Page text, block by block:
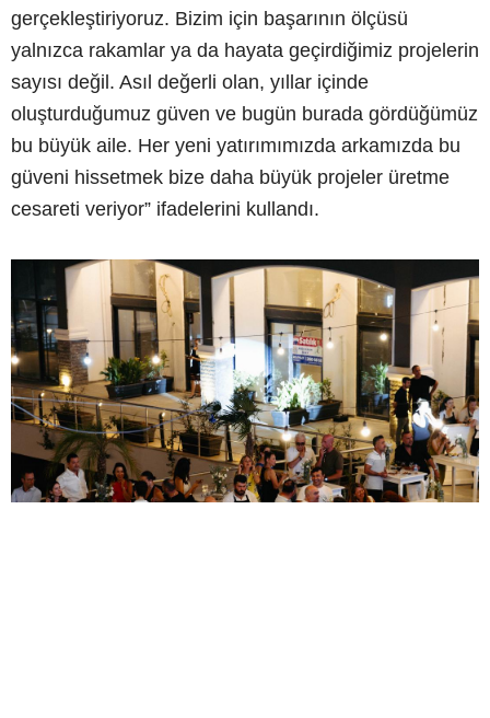
gerçekleştiriyoruz. Bizim için başarının ölçüsü
yalnızca rakamlar ya da hayata geçirdiğimiz projelerin
sayısı değil. Asıl değerli olan, yıllar içinde
oluşturduğumuz güven ve bugün burada gördüğümüz
bu büyük aile. Her yeni yatırımımızda arkamızda bu
güveni hissetmek bize daha büyük projeler üretme
cesareti veriyor” ifadelerini kullandı.